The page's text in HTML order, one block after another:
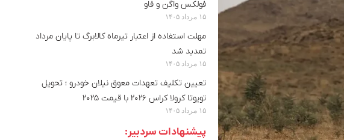
فولکس واگن و فاو
۱۵ مرداد ۱۴۰۵
مهلت استفاده از اعتبار تیرماه کالابرگ تا پایان مرداد
تمدید شد
۱۵ مرداد ۱۴۰۵
تعیین تکلیف تعهدات معوق نیلان خودرو ؛ تحویل
تویوتا کرولا کراس ۲۰۲۶ با قیمت ۲۰۲۵
۱۵ مرداد ۱۴۰۵
پیشنهادات سردبیر: